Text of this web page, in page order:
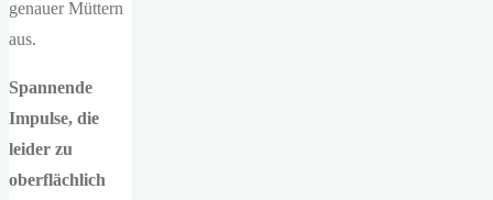
genauer Müttern
aus.
Spannende
Impulse, die
leider zu
oberflächlich